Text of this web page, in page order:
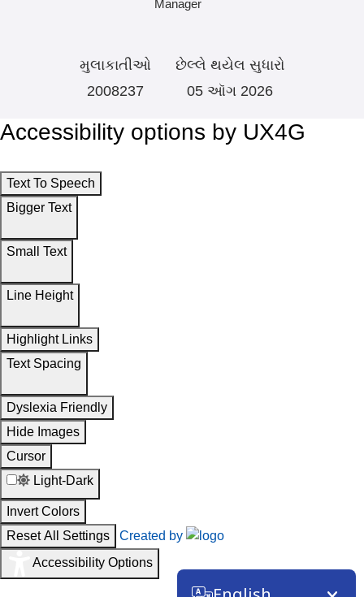
Manager
મુલાકાતીઓ
2008237
છેલ્લે થયેલ સુધારો
05 ઑગ 2026
Accessibility options by UX4G
Text To Speech
Bigger Text
Small Text
Line Height
Highlight Links
Text Spacing
Dyslexia Friendly
Hide Images
Cursor
Light-Dark
Invert Colors
Reset All Settings
Created by
Accessibility Options